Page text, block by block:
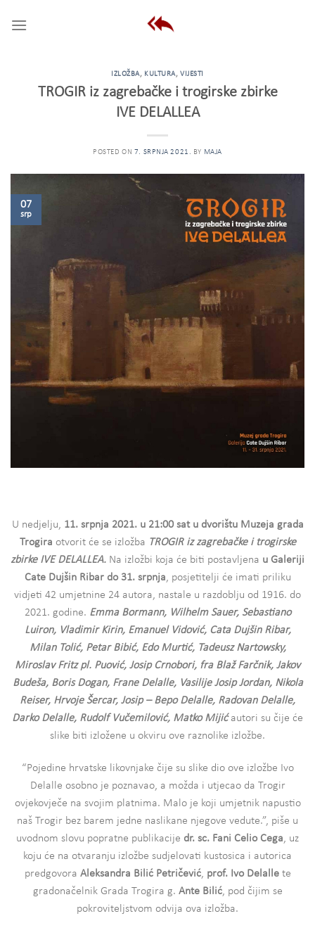
IZLOŽBA, KULTURA,VIJESTI
TROGIR iz zagrebačke i trogirske zbirke
IVE DELALLEA
POSTED ON 7. SRPNJA 2021. BY MAJA
07
srp
U nedjelju, 11. srpnja 2021. u 21:00 sat u dvorištu Muzeja grada
Trogira otvorit će se izložba TROGIR iz zagrebačke i trogirske
zbirke IVE DELALLEA. Na izložbi koja će biti postavljena u Galeriji
Cate Dujšin Ribar do 31. srpnja, posjetitelji će imati priliku
vidjeti 42 umjetnine 24 autora, nastale u razdoblju od 1916. do
2021. godine. Emma Bormann, Wilhelm Sauer, Sebastiano
Luiron, Vladimir Kirin, Emanuel Vidović, Cata Dujšin Ribar,
Milan Tolić, Petar Bibić, Edo Murtić, Tadeusz Nartowsky,
Miroslav Fritz pl. Puović, Josip Crnobori, fra Blaž Farčnik, Jakov
Budeša, Boris Dogan, Frane Delalle, Vasilije Josip Jordan, Nikola
Reiser, Hrvoje Šercar, Josip – Bepo Delalle, Radovan Delalle,
Darko Delalle, Rudolf Vučemilović, Matko Mijićautori su čije će
slike biti izložene u okviru ove raznolike izložbe.
“Pojedine hrvatske likovnjake čije su slike dio ove izložbe Ivo
Delalle osobno je poznavao, a možda i utjecao da Trogir
ovjekovječe na svojim platnima. Malo je koji umjetnik napustio
naš Trogir bez barem jedne naslikane njegove vedute.”, piše u
uvodnom slovu popratne publikacije dr. sc. Fani Celio Cega, uz
koju će na otvaranju izložbe sudjelovati kustosica i autorica
predgovora Aleksandra Bilić Petričević, prof. Ivo Delallete
gradonačelnik Grada Trogira g. Ante Bilić, pod čijim se
pokroviteljstvom odvija ova izložba.